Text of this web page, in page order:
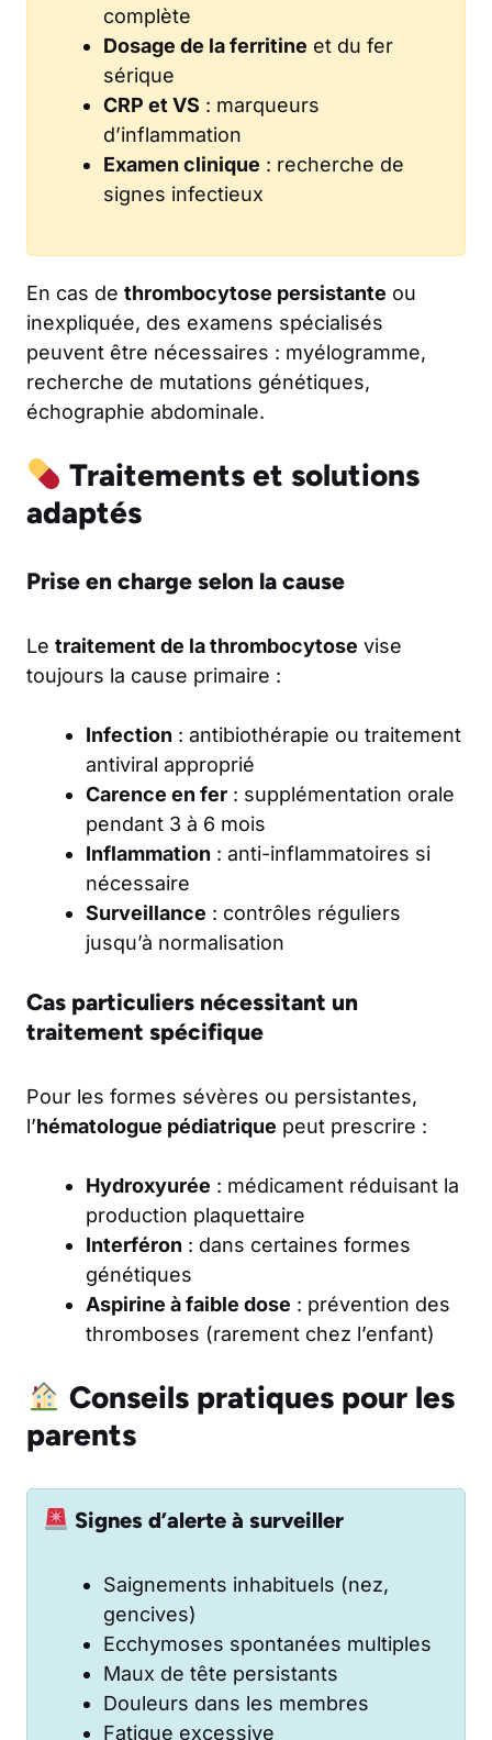
complète
Dosage de la ferritine et du fer
sérique
CRP et VS : marqueurs
d’inflammation
Examen clinique : recherche de
signes infectieux
En cas de thrombocytose persistante ou
inexpliquée, des examens spécialisés
peuvent être nécessaires : myélogramme,
recherche de mutations génétiques,
échographie abdominale.
Traitements et solutions
adaptés
Prise en charge selon la cause
Le traitement de la thrombocytose vise
toujours la cause primaire :
Infection : antibiothérapie ou traitement
antiviral approprié
Carence en fer : supplémentation orale
pendant 3 à 6 mois
Inflammation : anti-inflammatoires si
nécessaire
Surveillance : contrôles réguliers
jusqu’à normalisation
Cas particuliers nécessitant un
traitement spécifique
Pour les formes sévères ou persistantes,
l’hématologue pédiatrique peut prescrire :
Hydroxyurée : médicament réduisant la
production plaquettaire
Interféron : dans certaines formes
génétiques
Aspirine à faible dose : prévention des
thromboses (rarement chez l’enfant)
Conseils pratiques pour les
parents
Signes d’alerte à surveiller
Saignements inhabituels (nez,
gencives)
Ecchymoses spontanées multiples
Maux de tête persistants
Douleurs dans les membres
Fatigue excessive